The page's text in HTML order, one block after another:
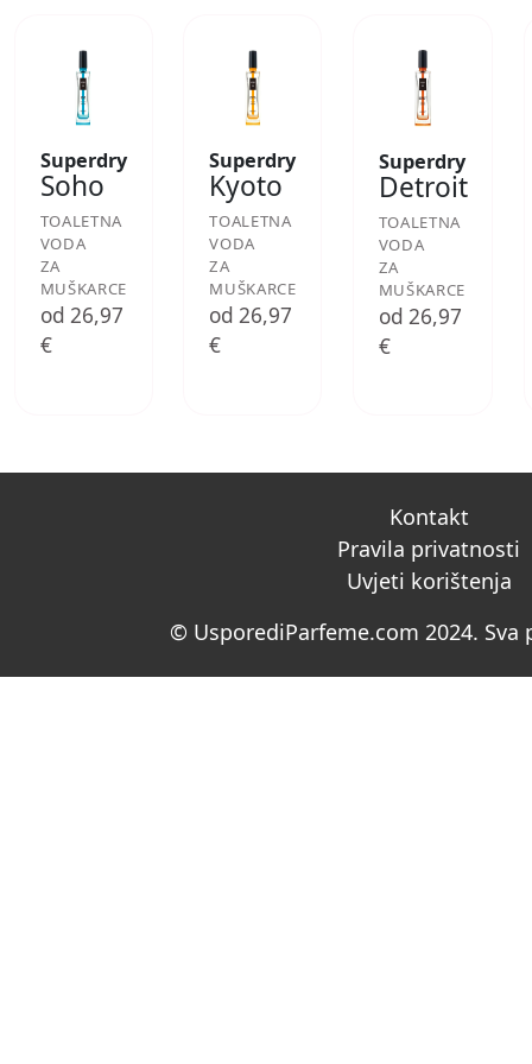
Superdry
Soho
TOALETNA
VODA
ZA
MUŠKARCE
od 26,97
€
Superdry
Kyoto
TOALETNA
VODA
ZA
MUŠKARCE
od 26,97
€
Superdry
Detroit
TOALETNA
VODA
ZA
MUŠKARCE
od 26,97
€
Kontakt
Pravila privatnosti
Uvjeti korištenja
© UsporediParfeme.com 2024. Sva